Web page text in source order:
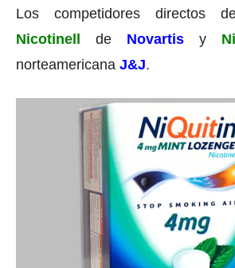
Los competidores directos
Nicotinell de Novartis y
norteamericana J&J.